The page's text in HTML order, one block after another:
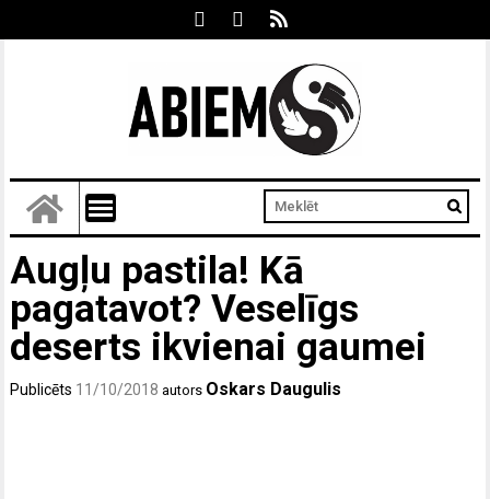
Augļu pastila! Kā
pagatavot? Veselīgs
deserts ikvienai gaumei
Publicēts 11/10/2018 autors Oskars Daugulis